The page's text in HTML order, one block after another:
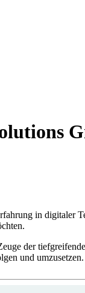
in digitaler
der
und umzusetzen.